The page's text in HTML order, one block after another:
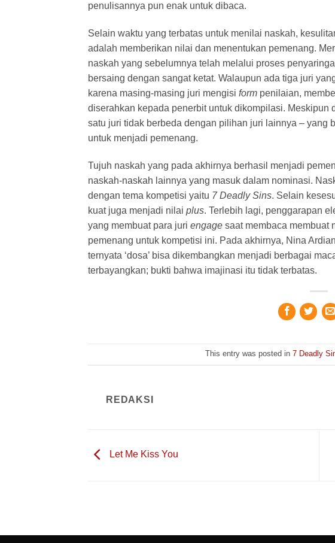
penulisannya pun enak untuk dibaca.
Selain waktu yang terbatas untuk menilai naskah,
adalah memberikan nilai dan menentukan pemenang.
naskah yang sebelumnya telah melalui proses
bersaing dengan sangat ketat. Walaupun ada tiga juri
karena masing-masing juri mengisi form penilaian,
diserahkan kepada penerbit untuk dikompilasi.
satu juri tidak berbeda dengan pilihan juri lainnya – yang
untuk menjadi pemenang.
Tujuh naskah yang pada akhirnya berhasil menjadi
naskah-naskah lainnya yang masuk dalam nominasi.
dengan tema kompetisi yaitu 7 Deadly Sins. Selain
kuat juga menjadi nilai plus. Terlebih lagi, penggarapan
yang membuat para juri engage saat membaca membuat
pemenang untuk kompetisi ini. Pada akhirnya, Nina
ternyata ‘dosa’ bisa dikembangkan menjadi berbagai
terbayangkan; bukti bahwa imajinasi itu tidak terbatas.
This entry was posted in7 Deadly
REDAKSI
Let Me Kiss You